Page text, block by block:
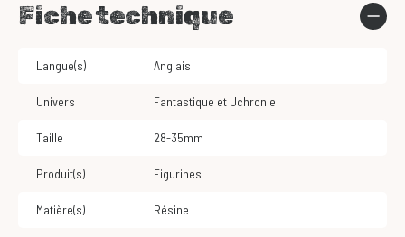
Fiche technique
Langue(s) Anglais
Univers Fantastique et Uchronie
Taille 28-35mm
Produit(s) Figurines
Matière(s) Résine